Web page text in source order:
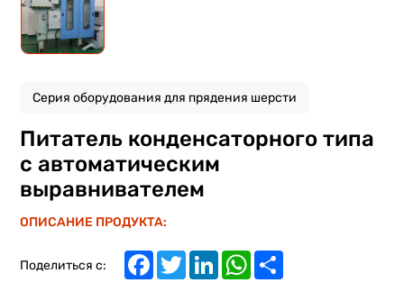
Серия оборудования для прядения шерсти
Питатель конденсаторного типа
с автоматическим
выравнивателем
ОПИСАНИЕ ПРОДУКТА:
Поделиться с: FacebookTwitterLinkedInWhatsApp